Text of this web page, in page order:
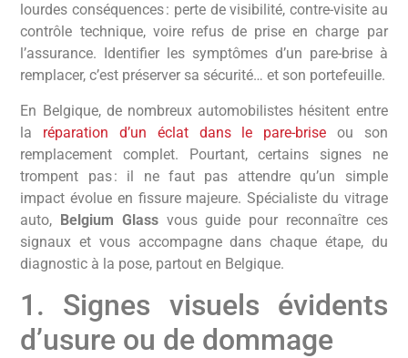
lourdes conséquences : perte de visibilité, contre-visite au
contrôle technique, voire refus de prise en charge par
l’assurance. Identifier les symptômes d’un pare-brise à
remplacer, c’est préserver sa sécurité… et son portefeuille.
En Belgique, de nombreux automobilistes hésitent entre
la réparation d’un éclat dans le pare-brise ou son
remplacement complet. Pourtant, certains signes ne
trompent pas : il ne faut pas attendre qu’un simple
impact évolue en fissure majeure. Spécialiste du vitrage
auto, Belgium Glassvous guide pour reconnaître ces
signaux et vous accompagne dans chaque étape, du
diagnostic à la pose, partout en Belgique.
1. Signes visuels évidents
d’usure ou de dommage